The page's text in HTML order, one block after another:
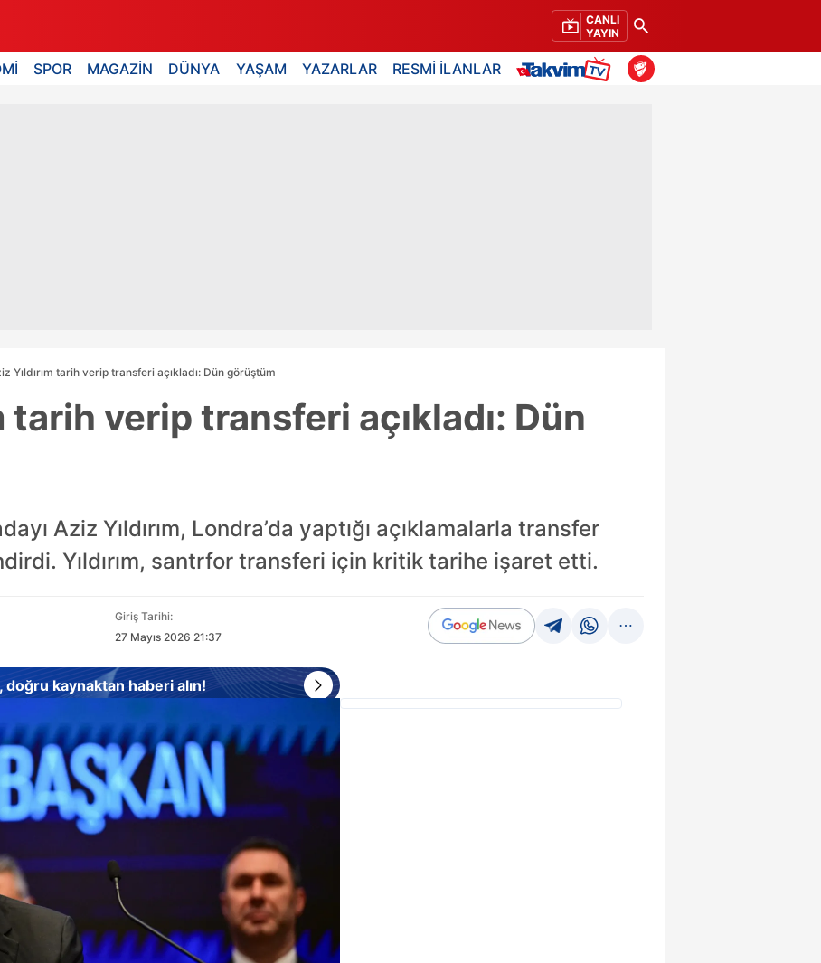
CANLI
YAYIN
SPOR MAGAZİN DÜNYA YAŞAM YAZARLAR RESMİ İLANLAR
Yıldırım tarih verip transferi açıkladı: Dün görüştüm
tarih verip transferi açıkladı: Dün
Aziz Yıldırım, Londra’da yaptığı açıklamalarla transfer
Yıldırım, santrfor transferi için kritik tarihe işaret etti.
Giriş Tarihi:
27 Mayıs 2026 21:37
kaynaktan haberi alın!